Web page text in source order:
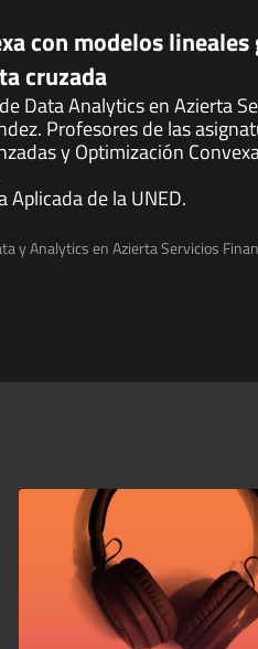
con modelos lineales
cruzada
Data Analytics en Azierta
Profesores de las
y Optimización
de la UNED.
y Analytics en Azierta Servicios